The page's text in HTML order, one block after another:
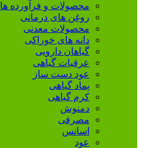
محصولات و فرآورده ها
روغن های درمانی
محصولات معدنی
دانه های خوراکی
گیاهان دارویی
عرقیات گیاهی
عود دست ساز
پماد گیاهی
کرم گیاهی
دمنوش
مصرفی
اسانس
عود